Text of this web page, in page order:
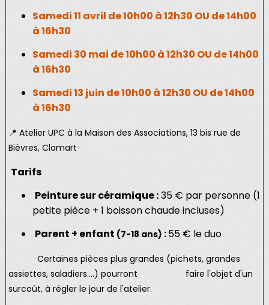
Samedi 11 avril de 10h00 à 12h30 OU de 14h00
à 16h30
Samedi 30 mai de 10h00 à 12h30 OU de 14h00
à 16h30
Samedi 13 juin de 10h00 à 12h30 OU de 14h00
à 16h30
📍 Atelier UPC à la Maison des Associations, 13 bis rue de
Bièvres, Clamart
Tarifs
Peinture sur céramique :35 € par personne (1
petite pièce + 1 boisson chaude incluses)
Parent + enfant (7-18 ans) :55 € le duo
Certaines pièces plus grandes (pichets, grandes
assiettes, saladiers....) pourront faire l'objet d'un
surcoût, à régler le jour de l'atelier.